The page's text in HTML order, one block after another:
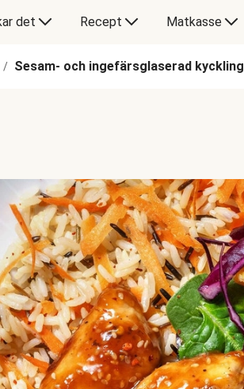
det Recept Matkasse
/ Sesam- och ingefärsglaserad kyckling